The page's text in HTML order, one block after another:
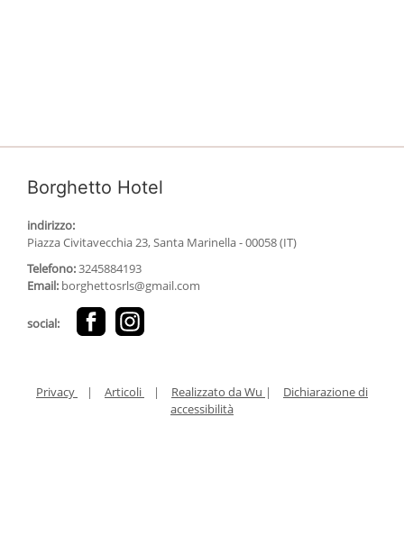
Borghetto Hotel
indirizzo:
Piazza Civitavecchia 23, Santa Marinella - 00058 (IT)
Telefono:3245884193
Email: borghettosrls@gmail.com
social:
Privacy | Articoli | Realizzato da Wu |
Dichiarazione di
accessibilità